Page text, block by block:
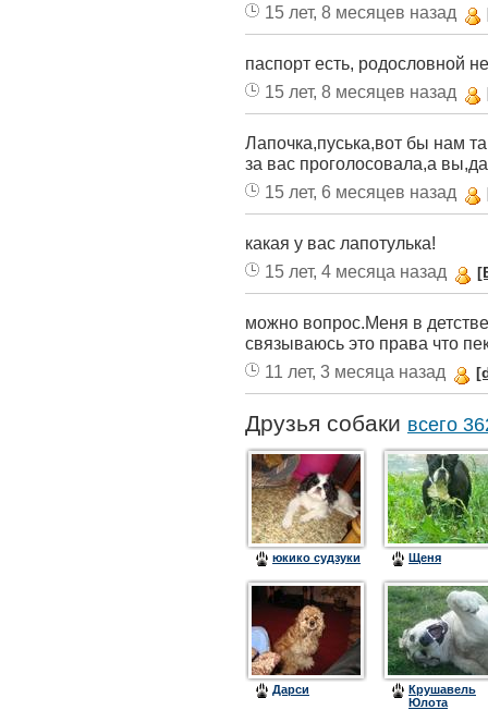
15 лет, 8 месяцев назад
паспорт есть, родословной
15 лет, 8 месяцев назад
Лапочка,пуська,вот бы нам
за вас проголосовала,а
15 лет, 6 месяцев назад
какая у вас лапотулька!
15 лет, 4 месяца назад
можно вопрос.Меня в
связываюсь это права что
11 лет, 3 месяца назад
Друзья собаки всего
юкико судзуки Щеня
Дарси
Крушавель
Юлота